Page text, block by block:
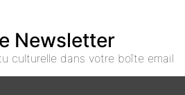
Newsletter
culturelle dans votre boîte email